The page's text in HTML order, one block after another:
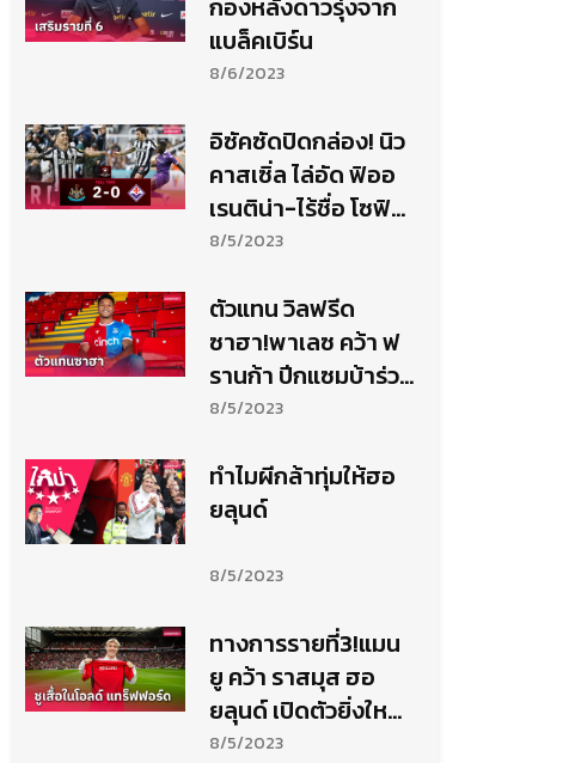
แบล็คเบิร์น
8/6/2023
อิซัคซัดปิดกล่อง! นิว
คาสเซิ่ล ไล่อัด ฟิออ
เรนติน่า-ไร้ชื่อ โซฟิ
ยาน อัมราบัต
8/5/2023
ตัวแทน วิลฟรีด
ซาฮา!พาเลซ คว้า ฟ
รานก้า ปีกแซมบ้าร่วม
ทีม
8/5/2023
ทำไมผีกล้าทุ่มให้ฮอ
ยลุนด์
8/5/2023
ทางการรายที่3!แมน
ยู คว้า ราสมุส ฮอ
ยลุนด์ เปิดตัวยิ่งใหญ่
ต่อหน้าแฟนผี
8/5/2023